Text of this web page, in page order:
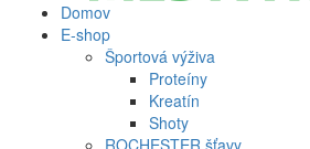
Domov
E-shop
Športová výživa
Proteíny
Kreatín
Shoty
ROCHESTER šťavy